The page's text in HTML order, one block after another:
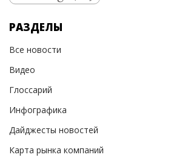
РАЗДЕЛЫ
Все новости
Видео
Глоссарий
Инфографика
Дайджесты новостей
Карта рынка компаний